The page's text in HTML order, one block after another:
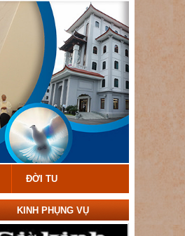
ĐỜI TU
KINH PHỤNG VỤ